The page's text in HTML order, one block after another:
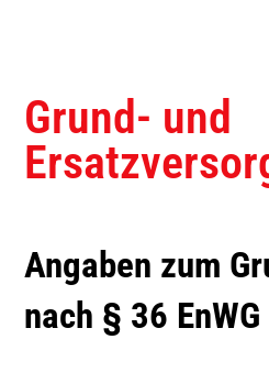
Grund- und
Angaben zum
nach § 36 EnWG
Tipps bei Stromausfall
Energiespartipps
Gewinnspiel
Nachweis für
Netzanschluss
Einspeiser
Mieterstrom
Kontaktdaten
Netzbeschreibung
Brennwerte
Lastprofil